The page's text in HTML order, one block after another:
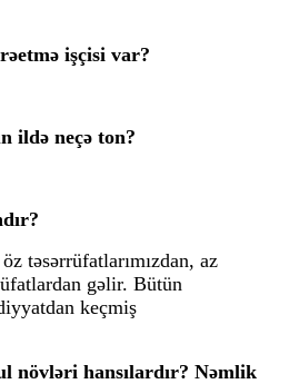
işçisi var?
ildə neçə ton?
təsərrüfatlarımızdan, az
gəlir. Bütün
keçmiş
növləri hansılardır? Nəmlik